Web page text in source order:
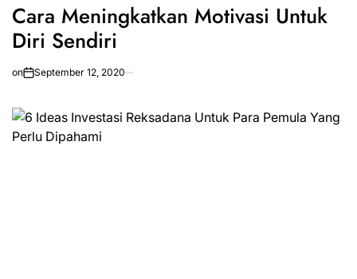
Cara Meningkatkan Motivasi Untuk
Diri Sendiri
on September 12, 2020